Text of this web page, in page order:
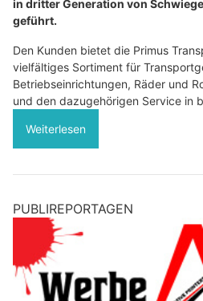
in dritter Generation von
geführt.
Den Kunden bietet die Primus
vielfältiges Sortiment für
Betriebseinrichtungen, Räder und
und den dazugehörigen Service in
Weiterlesen
PUBLIREPORTAGEN